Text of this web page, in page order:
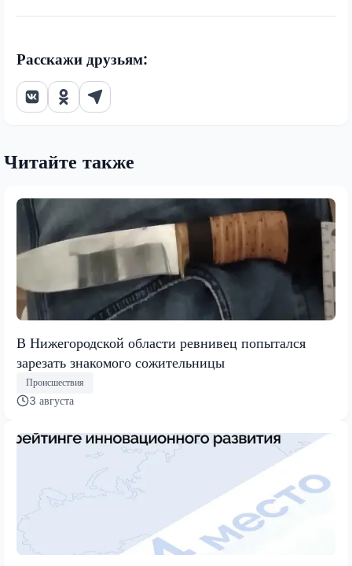
Расскажи друзьям:
Читайте также
В Нижегородской области ревнивец попытался
зарезать знакомого сожительницы
Происшествия
3 августа